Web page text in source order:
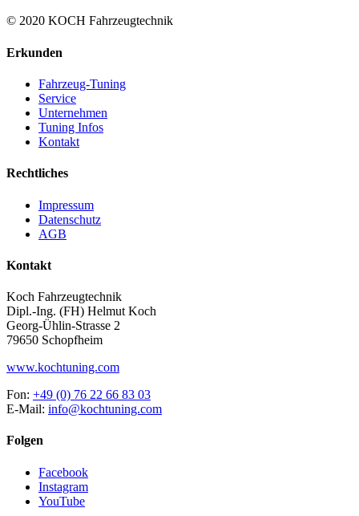
© 2020 KOCH Fahrzeugtechnik
Erkunden
Fahrzeug-Tuning
Service
Unternehmen
Tuning Infos
Kontakt
Rechtliches
Impressum
Datenschutz
AGB
Kontakt
Koch Fahrzeugtechnik
Dipl.-Ing. (FH) Helmut Koch
Georg-Ühlin-Strasse 2
79650 Schopfheim
www.kochtuning.com
Fon: +49 (0) 76 22 66 83 03
E-Mail: info@kochtuning.com
Folgen
Facebook
Instagram
YouTube